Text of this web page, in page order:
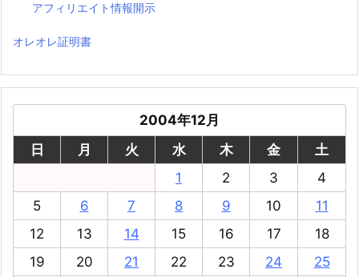
アフィリエイト情報開示
オレオレ証明書
2004年12月
日
月 火 水 木 金
土
1
2 3
4
5
6 7 8 9 10
11
12
13 14 15 16 17
18
19
20 21 22 23 24
25